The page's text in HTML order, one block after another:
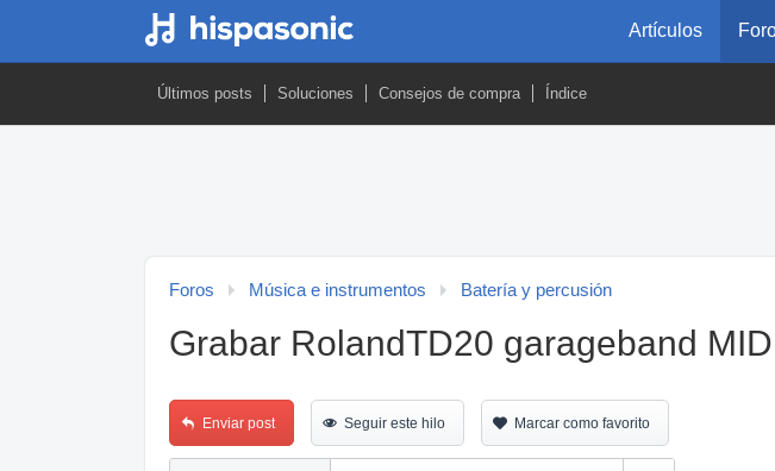
Artículos
Últimos posts Soluciones Consejos de compra Índice
Foros Música e instrumentos Batería y percusión
Grabar RolandTD20 garageband
Enviar post Seguir este hilo Marcar como favorito